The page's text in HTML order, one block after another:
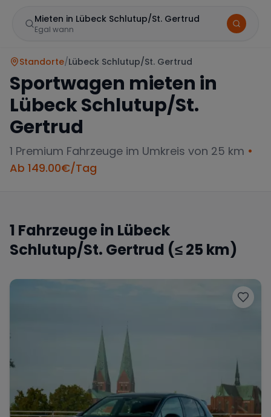
Mieten in Lübeck Schlutup/St. Gertrud
Egal wann
Marke
Mercedes BMW
Tesla Chevrolet Dodge
Zeitraum wählen
Standorte/Lübeck Schlutup/St. Gertrud
Sportwagen mieten in
Lübeck Schlutup/St.
Gertrud
1 Premium Fahrzeuge im Umkreis von 25 km •
Ab 149.00€/Tag
1 Fahrzeuge in Lübeck
Schlutup/St. Gertrud (≤ 25 km)